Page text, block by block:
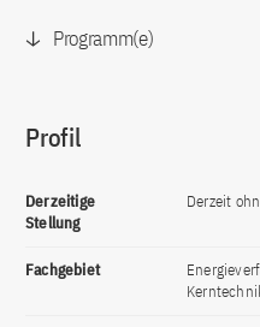
Programm(e)
Profil
Derzeitige
Stellung
Derzeit
Fachgebiet